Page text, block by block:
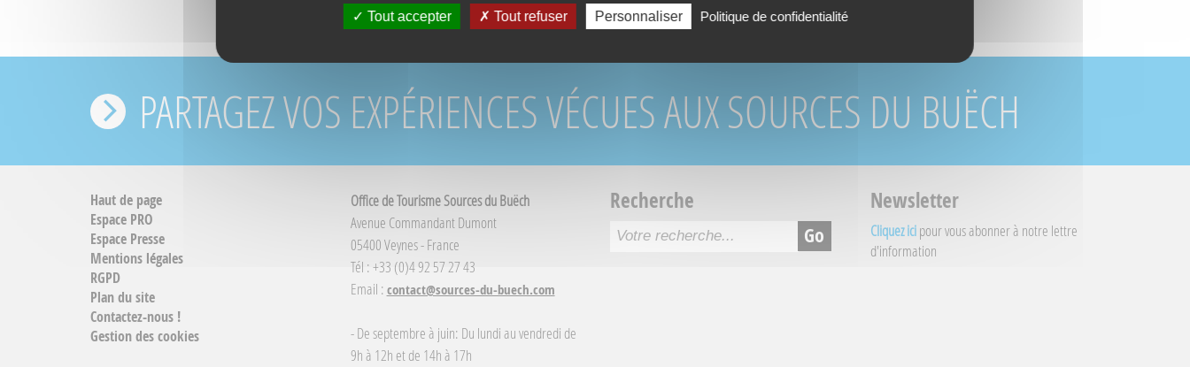
PARTAGEZ VOS EXPÉRIENCES VÉCUES AUX SOURCES DU BUËCH
Haut de page
Espace PRO
Espace Presse
Mentions légales
RGPD
Plan du site
Contactez-nous !
Gestion des cookies
Office de Tourisme Sources du Buëch
Avenue Commandant Dumont
05400 Veynes - France
Tél : +33 (0)4 92 57 27 43
Email :contact@sources-du-buech.com
- De septembre à juin: Du lundi au vendredi de
9h à 12h et de 14h à 17h
Recherche Newsletter
Cliquez icipour vous abonner à notre lettre
d'information
Tout accepter Tout refuser Personnaliser Politique de confidentialité